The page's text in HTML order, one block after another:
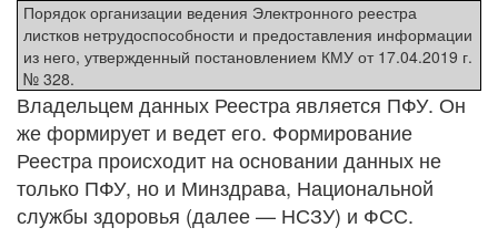
Порядок организации ведения Электронного реестра
листков нетрудоспособности и предоставления информации
из него, утвержденный постановлением КМУ от 17.04.2019 г.
№ 328.
Владельцем данных Реестра является ПФУ. Он
же формирует и ведет его. Формирование
Реестра происходит на основании данных не
только ПФУ, но и Минздрава, Национальной
службы здоровья (далее — НСЗУ) и ФСС.